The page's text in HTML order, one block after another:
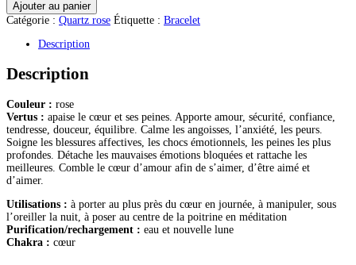
Quartz
rose
boules
Ajouter au panier
Catégorie : Quartz rose Étiquette : Bracelet
Description
Description
Couleur : rose
Vertus : apaise le cœur et ses peines. Apporte amour, sécurité, confiance,
tendresse, douceur, équilibre. Calme les angoisses, l’anxiété, les peurs.
Soigne les blessures affectives, les chocs émotionnels, les peines les plus
profondes. Détache les mauvaises émotions bloquées et rattache les
meilleures. Comble le cœur d’amour afin de s’aimer, d’être aimé et
d’aimer.
Utilisations : à porter au plus près du cœur en journée, à manipuler, sous
l’oreiller la nuit, à poser au centre de la poitrine en méditation
Purification/rechargement : eau et nouvelle lune
Chakra : cœur